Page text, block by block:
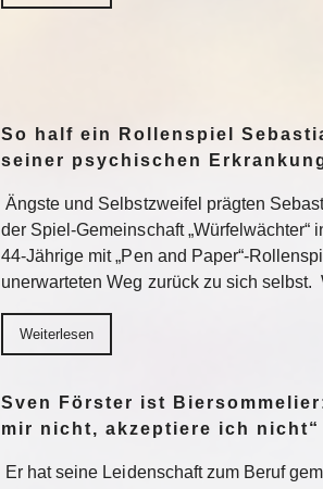
So half ein Rollenspiel
seiner psychischen
Ängste und Selbstzweifel prägten
der Spiel-Gemeinschaft „Würfelwächter“
44-Jährige mit „Pen and Paper“-
unerwarteten Weg zurück zu sich selbst.
Weiterlesen
Sven Förster ist
mir nicht, akzeptiere ich nicht“
Er hat seine Leidenschaft zum Beruf